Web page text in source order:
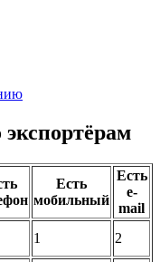
Есть
мобильный
Есть
e-
mail
1
2